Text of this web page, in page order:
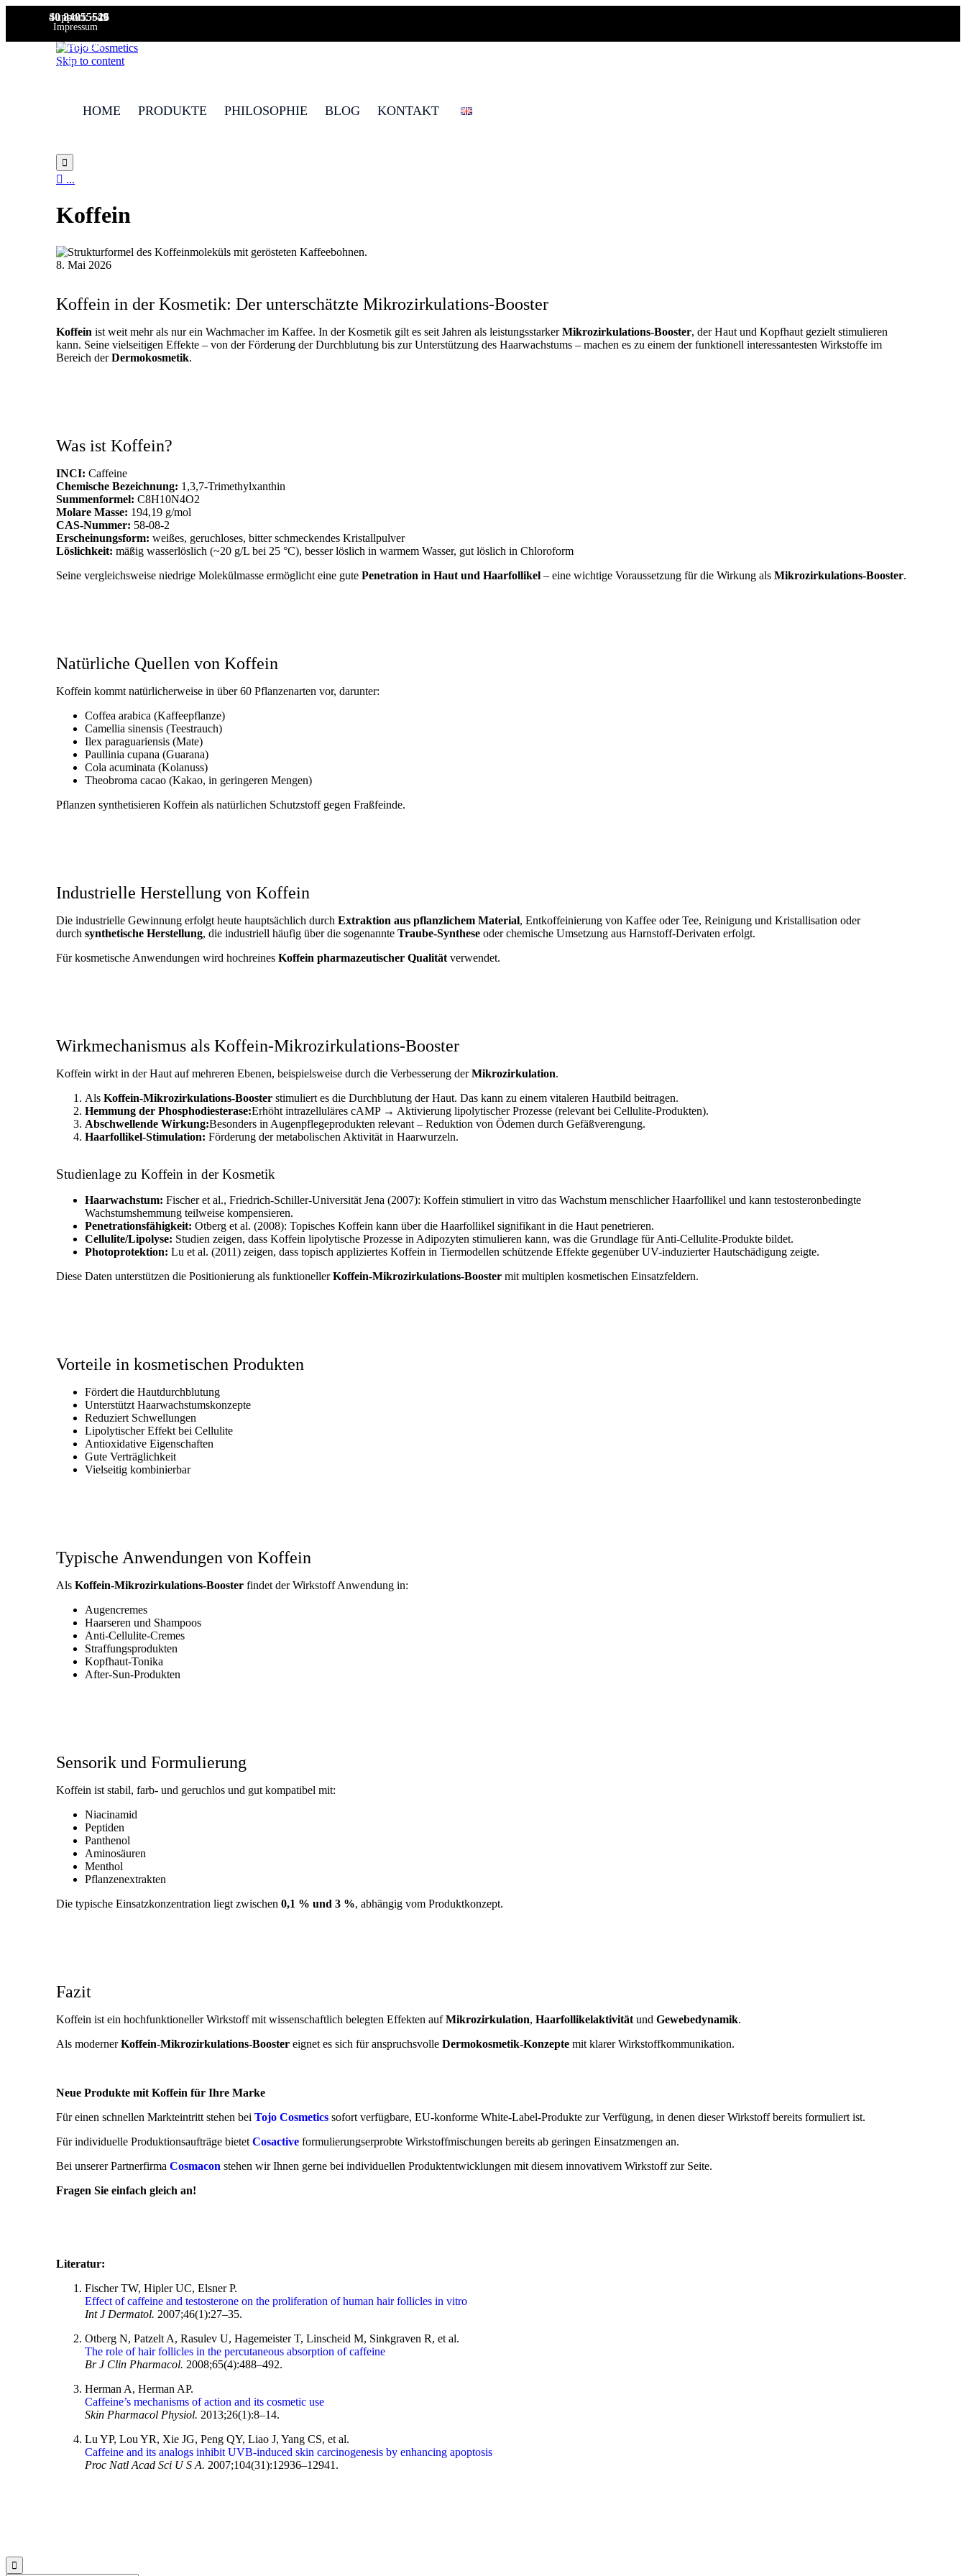
Support:
+49 40 84055526
Impressum
Datenschutz
AGB
Skip to content
HOME PRODUKTE PHILOSOPHIE BLOG KONTAKT

 ...
Koffein
8. Mai 2026
Koffein in der Kosmetik: Der unterschätzte Mikrozirkulations-Booster
Koffein ist weit mehr als nur ein Wachmacher im Kaffee. In der Kosmetik gilt es seit Jahren als leistungsstarkerMikrozirkulations-Booster, der Haut und Kopfhaut gezielt stimulieren
kann. Seine vielseitigen Effekte – von der Förderung der Durchblutung bis zur Unterstützung des Haarwachstums – machen es zu einem der funktionell interessantesten Wirkstoffe im
Bereich derDermokosmetik.
Was ist Koffein?
INCI: Caffeine
Chemische Bezeichnung: 1,3,7-Trimethylxanthin
Summenformel: C8H10N4O2
Molare Masse: 194,19 g/mol
CAS-Nummer: 58-08-2
Erscheinungsform: weißes, geruchloses, bitter schmeckendes Kristallpulver
Löslichkeit: mäßig wasserlöslich (~20 g/L bei 25 °C), besser löslich in warmem Wasser, gut löslich in Chloroform
Seine vergleichsweise niedrige Molekülmasse ermöglicht eine gute Penetration in Haut und Haarfollikel – eine wichtige Voraussetzung für die Wirkung als Mikrozirkulations-Booster.
Natürliche Quellen von Koffein
Koffein kommt natürlicherweise in über 60 Pflanzenarten vor, darunter:
Coffea arabica (Kaffeepflanze)
Camellia sinensis (Teestrauch)
Ilex paraguariensis (Mate)
Paullinia cupana (Guarana)
Cola acuminata (Kolanuss)
Theobroma cacao (Kakao, in geringeren Mengen)
Pflanzen synthetisieren Koffein als natürlichen Schutzstoff gegen Fraßfeinde.
Industrielle Herstellung von Koffein
Die industrielle Gewinnung erfolgt heute hauptsächlich durch Extraktion aus pflanzlichem Material, Entkoffeinierung von Kaffee oder Tee, Reinigung und Kristallisation oder
durch synthetische Herstellung, die industriell häufig über die sogenannte Traube-Synthese oder chemische Umsetzung aus Harnstoff-Derivaten erfolgt.
Für kosmetische Anwendungen wird hochreines Koffein pharmazeutischer Qualität verwendet.
Wirkmechanismus als Koffein-Mikrozirkulations-Booster
Koffein wirkt in der Haut auf mehreren Ebenen, beispielsweise durch die Verbesserung derMikrozirkulation.
Als Koffein-Mikrozirkulations-Booster stimuliert es die Durchblutung der Haut. Das kann zu einem vitaleren Hautbild beitragen.
Hemmung der Phosphodiesterase:Erhöht intrazelluläres cAMP → Aktivierung lipolytischer Prozesse (relevant bei Cellulite-Produkten).
Abschwellende Wirkung:Besonders in Augenpflegeprodukten relevant – Reduktion von Ödemen durch Gefäßverengung.
Haarfollikel-Stimulation: Förderung der metabolischen Aktivität in Haarwurzeln.
Studienlage zu Koffein in der Kosmetik
Haarwachstum: Fischer et al., Friedrich-Schiller-Universität Jena (2007): Koffein stimuliert in vitro das Wachstum menschlicher Haarfollikel und kann testosteronbedingte
Wachstumshemmung teilweise kompensieren.
Penetrationsfähigkeit: Otberg et al. (2008): Topisches Koffein kann über die Haarfollikel signifikant in die Haut penetrieren.
Cellulite/Lipolyse: Studien zeigen, dass Koffein lipolytische Prozesse in Adipozyten stimulieren kann, was die Grundlage für Anti-Cellulite-Produkte bildet.
Photoprotektion: Lu et al. (2011) zeigen, dass topisch appliziertes Koffein in Tiermodellen schützende Effekte gegenüber UV-induzierter Hautschädigung zeigte.
Diese Daten unterstützen die Positionierung als funktionellerKoffein-Mikrozirkulations-Booster mit multiplen kosmetischen Einsatzfeldern.
Vorteile in kosmetischen Produkten
Fördert die Hautdurchblutung
Unterstützt Haarwachstumskonzepte
Reduziert Schwellungen
Lipolytischer Effekt bei Cellulite
Antioxidative Eigenschaften
Gute Verträglichkeit
Vielseitig kombinierbar
Typische Anwendungen von Koffein
Als Koffein-Mikrozirkulations-Booster findet der Wirkstoff Anwendung in:
Augencremes
Haarseren und Shampoos
Anti-Cellulite-Cremes
Straffungsprodukten
Kopfhaut-Tonika
After-Sun-Produkten
Sensorik und Formulierung
Koffein ist stabil, farb- und geruchlos und gut kompatibel mit:
Niacinamid
Peptiden
Panthenol
Aminosäuren
Menthol
Pflanzenextrakten
Die typische Einsatzkonzentration liegt zwischen 0,1 % und 3 %, abhängig vom Produktkonzept.
Fazit
Koffein ist ein hochfunktioneller Wirkstoff mit wissenschaftlich belegten Effekten aufMikrozirkulation, Haarfollikelaktivität und Gewebedynamik.
Als modernerKoffein-Mikrozirkulations-Booster eignet es sich für anspruchsvolle Dermokosmetik-Konzepte mit klarer Wirkstoffkommunikation.
Neue Produkte mit Koffein für Ihre Marke
Für einen schnellen Markteintritt stehen bei Tojo Cosmetics sofort verfügbare, EU-konforme White-Label-Produkte zur Verfügung, in denen dieser Wirkstoff bereits formuliert ist.
Für individuelle Produktionsaufträge bietet Cosactive formulierungserprobte Wirkstoffmischungen bereits ab geringen Einsatzmengen an.
Bei unserer Partnerfirma Cosmacon stehen wir Ihnen gerne bei individuellen Produktentwicklungen mit diesem innovativem Wirkstoff zur Seite.
Fragen Sie einfach gleich an!
Literatur:
Fischer TW, Hipler UC, Elsner P.
Effect of caffeine and testosterone on the proliferation of human hair follicles in vitro
Int J Dermatol. 2007;46(1):27–35.
Otberg N, Patzelt A, Rasulev U, Hagemeister T, Linscheid M, Sinkgraven R, et al.
The role of hair follicles in the percutaneous absorption of caffeine
Br J Clin Pharmacol. 2008;65(4):488–492.
Herman A, Herman AP.
Caffeine’s mechanisms of action and its cosmetic use
Skin Pharmacol Physiol. 2013;26(1):8–14.
Lu YP, Lou YR, Xie JG, Peng QY, Liao J, Yang CS, et al.
Caffeine and its analogs inhibit UVB-induced skin carcinogenesis by enhancing apoptosis
Proc Natl Acad Sci U S A. 2007;104(31):12936–12941.
